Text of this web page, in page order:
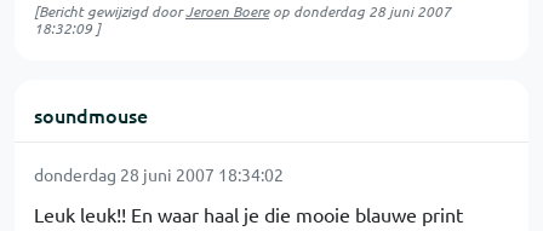
[Bericht gewijzigd doorJeroen Boereop donderdag 28 juni 2007
18:32:09]
soundmouse
donderdag 28 juni 2007 18:34:02
Leuk leuk!! En waar haal je die mooie blauwe print